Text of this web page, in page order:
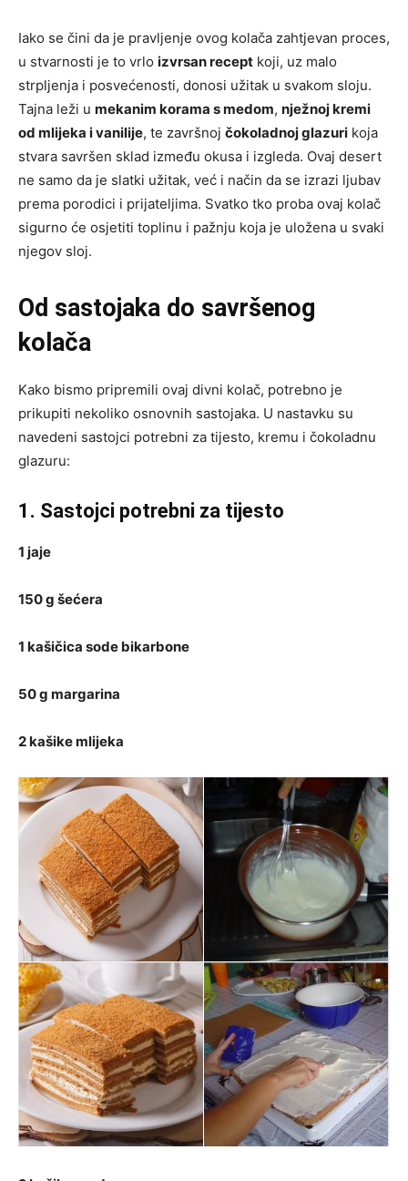
Iako se čini da je pravljenje ovog kolača zahtjevan proces,
u stvarnosti je to vrlo izvrsan recept koji, uz malo
strpljenja i posvećenosti, donosi užitak u svakom sloju.
Tajna leži u mekanim korama s medom, nježnoj kremi
od mlijeka i vanilije, te završnoj čokoladnoj glazuri koja
stvara savršen sklad između okusa i izgleda. Ovaj desert
ne samo da je slatki užitak, već i način da se izrazi ljubav
prema porodici i prijateljima. Svatko tko proba ovaj kolač
sigurno će osjetiti toplinu i pažnju koja je uložena u svaki
njegov sloj.
Od sastojaka do savršenog
kolača
Kako bismo pripremili ovaj divni kolač, potrebno je
prikupiti nekoliko osnovnih sastojaka. U nastavku su
navedeni sastojci potrebni za tijesto, kremu i čokoladnu
glazuru:
1. Sastojci potrebni za tijesto
1 jaje
150 g šećera
1 kašičica sode bikarbone
50 g margarina
2 kašike mlijeka